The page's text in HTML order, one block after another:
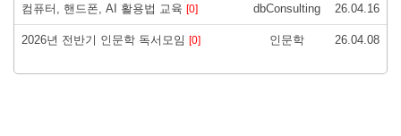
컴퓨터, 핸드폰, AI 활용법 교육 [0] dbConsulting 26.04.16
2026년 전반기 인문학 독서모임 [0] 인문학 26.04.08